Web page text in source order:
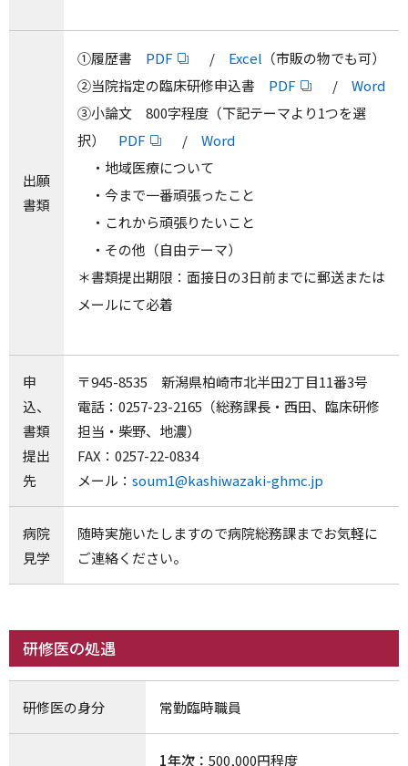
出願
書類
①履歴書 PDF / Excel （市販の物でも可）
②当院指定の臨床研修申込書 PDF / Word
③小論文 800字程度（下記テーマより1つを選
択） PDF / Word
・地域医療について
・今まで一番頑張ったこと
・これから頑張りたいこと
・その他（自由テーマ）
＊書類提出期限：面接日の3日前までに郵送または
メールにて必着
申
込、
書類
提出
先
〒945-8535 新潟県柏崎市北半田2丁目11番3号
電話：0257-23-2165（総務課長・西田、臨床研修
担当・柴野、地濃）
FAX：0257-22-0834
メール： soum1@kashiwazaki-ghmc.jp
病院
見学
随時実施いたしますので病院総務課までお気軽に
ご連絡ください。
研修医の処遇
研修医の身分 常勤臨時職員
1年次： 500,000円程度